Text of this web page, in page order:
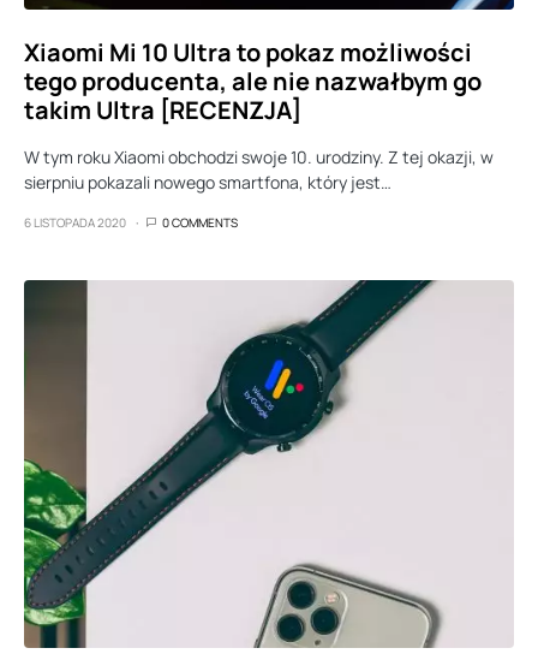
Xiaomi Mi 10 Ultra to pokaz możliwości
tego producenta, ale nie nazwałbym go
takim Ultra [RECENZJA]
W tym roku Xiaomi obchodzi swoje 10. urodziny. Z tej okazji, w
sierpniu pokazali nowego smartfona, który jest…
6 LISTOPADA 2020 0 COMMENTS